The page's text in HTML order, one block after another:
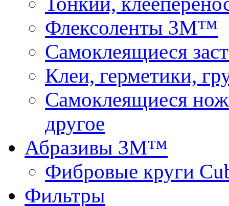
Флексоленты 3М™
Самоклеящиеся
Клеи, герметики,
Самоклеящиеся
другое
Абразивы 3М™
Фибровые круги
Фильтры